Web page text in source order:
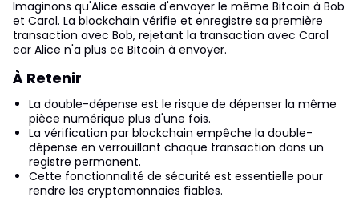
Imaginons qu'Alice essaie d'envoyer le même Bitcoin à Bob
et Carol. La blockchain vérifie et enregistre sa première
transaction avec Bob, rejetant la transaction avec Carol
car Alice n'a plus ce Bitcoin à envoyer.
À Retenir
La double-dépense est le risque de dépenser la même
pièce numérique plus d'une fois.
La vérification par blockchain empêche la double-
dépense en verrouillant chaque transaction dans un
registre permanent.
Cette fonctionnalité de sécurité est essentielle pour
rendre les cryptomonnaies fiables.